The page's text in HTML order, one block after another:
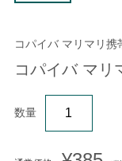
コパイバ マリマリ携
コパイバ マリ
数量